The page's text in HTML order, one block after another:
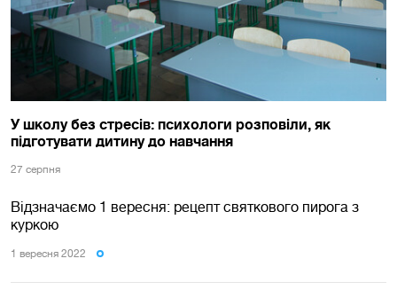
У школу без стресів: психологи розповіли, як
підготувати дитину до навчання
27 серпня
Відзначаємо 1 вересня: рецепт святкового пирога з
куркою
1 вересня 2022